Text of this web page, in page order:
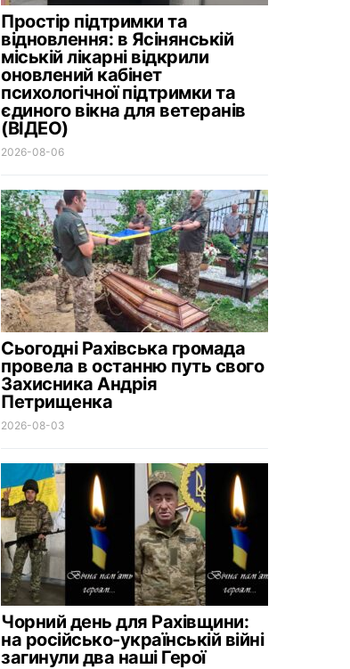
Простір підтримки та
відновлення: в Ясінянській
міській лікарні відкрили
оновлений кабінет
психологічної підтримки та
єдиного вікна для ветеранів
(ВІДЕО)
2026-08-06
Сьогодні Рахівська громада
провела в останню путь свого
Захисника Андрія
Петрищенка
2026-08-03
Чорний день для Рахівщини:
на російсько-українській війні
загинули два наші Герої